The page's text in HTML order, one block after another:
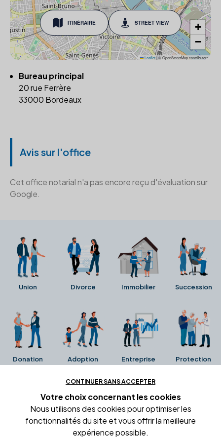
ITINÉRAIRE STREET VIEW
+
−
Leaflet|© OpenStreetMap contributors
Bureau principal
20 rue Ferrère
33000 Bordeaux
Avis sur l'office
Cet office notarial n'a pas encore reçu d'évaluation sur
Google.
Union Divorce Immobilier Succession
Donation Adoption Entreprise Protection
Ces avis proviennent directement de la fiche Google
Business de l'office notarial. Ils n'ont ni été collectés ni
été vérifiés par Alexia.fr.
CONTINUER SANS ACCEPTER
Votre choix concernant les cookies
Nous utilisons des cookies pour optimiser les
fonctionnalités du site et vous offrir la meilleure
expérience possible.